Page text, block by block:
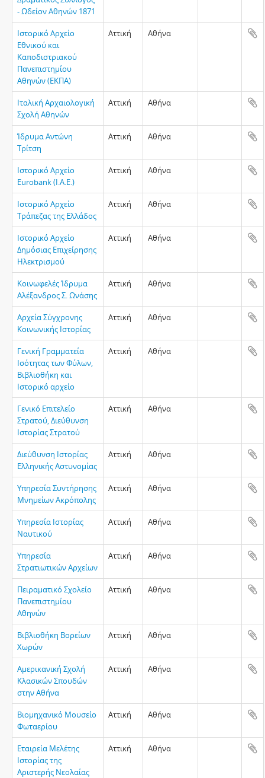
- Ωδείον Αθηνών 1871
Ιστορικό Αρχείο
Εθνικού και
Καποδιστριακού
Πανεπιστημίου
Αθηνών (ΕΚΠΑ)
Αττική Αθήνα
Ιταλική Αρχαιολογική
Σχολή Αθηνών
Αττική Αθήνα
Ίδρυμα Αντώνη
Τρίτση
Αττική Αθήνα
Ιστορικό Αρχείο
Eurobank (Ι.Α.Ε.)
Αττική Αθήνα
Ιστορικό Αρχείο
Τράπεζας της Ελλάδος
Αττική Αθήνα
Ιστορικό Αρχείο
Δημόσιας Επιχείρησης
Ηλεκτρισμού
Αττική Αθήνα
Κοινωφελές Ίδρυμα
Αλέξανδρος Σ. Ωνάσης
Αττική Αθήνα
Αρχεία Σύγχρονης
Κοινωνικής Ιστορίας
Αττική Αθήνα
Γενική Γραμματεία
Ισότητας των Φύλων,
Βιβλιοθήκη και
Ιστορικό αρχείο
Αττική Αθήνα
Γενικό Επιτελείο
Στρατού, Διεύθυνση
Ιστορίας Στρατού
Αττική Αθήνα
Διεύθυνση Ιστορίας
Ελληνικής Αστυνομίας
Αττική Αθήνα
Υπηρεσία Συντήρησης
Μνημείων Ακρόπολης
Αττική Αθήνα
Υπηρεσία Ιστορίας
Ναυτικού
Αττική Αθήνα
Υπηρεσία
Στρατιωτικών Αρχείων
Αττική Αθήνα
Πειραματικό Σχολείο
Πανεπιστημίου
Αθηνών
Αττική Αθήνα
Βιβλιοθήκη Βορείων
Χωρών
Αττική Αθήνα
Αμερικανική Σχολή
Κλασικών Σπουδών
στην Αθήνα
Αττική Αθήνα
Βιομηχανικό Μουσείο
Φωταερίου
Αττική Αθήνα
Εταιρεία Μελέτης
Ιστορίας της
Αριστερής Νεολαίας
Αττική Αθήνα